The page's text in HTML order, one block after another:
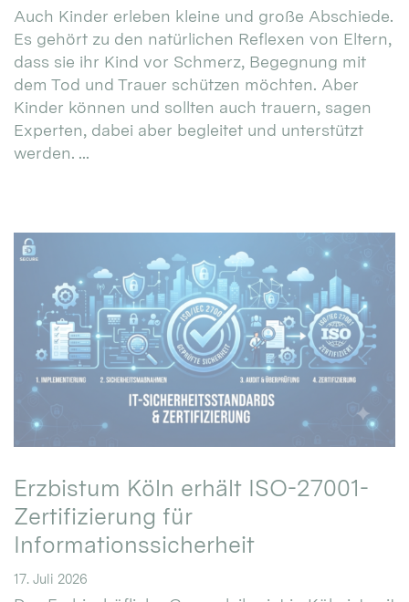
Auch Kinder erleben kleine und große Abschiede.
Es gehört zu den natürlichen Reflexen von Eltern,
dass sie ihr Kind vor Schmerz, Begegnung mit
dem Tod und Trauer schützen möchten. Aber
Kinder können und sollten auch trauern, sagen
Experten, dabei aber begleitet und unterstützt
werden. ...
Erzbistum Köln erhält ISO-27001-
Zertifizierung für
Informationssicherheit
17. Juli 2026